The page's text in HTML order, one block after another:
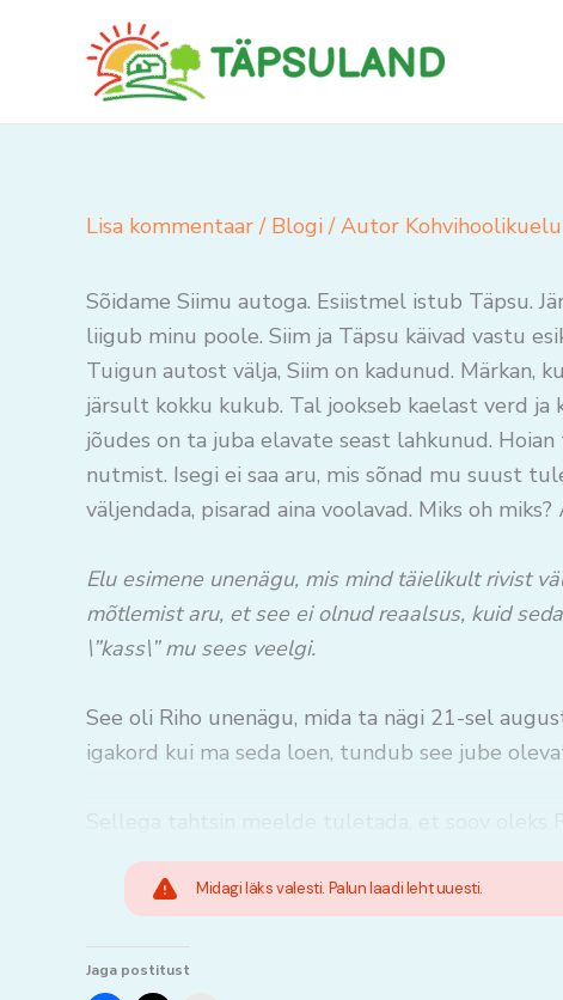
Lisa kommentaar / Blogi/ Autor
Sõidame Siimu autoga. Esiistmel istub Täpsu.
liigub minu poole. Siim ja Täpsu käivad vastu
Tuigun autost välja, Siim on kadunud. Märkan,
järsult kokku kukub. Tal jookseb kaelast verd ja
jõudes on ta juba elavate seast lahkunud.
nutmist. Isegi ei saa aru, mis sõnad mu suust
väljendada, pisarad aina voolavad. Miks oh miks?
Elu esimene unenägu, mis mind täielikult rivist
mõtlemist aru, et see ei olnud reaalsus, kuid
\”kass\” mu sees veelgi.
See oli Riho unenägu, mida ta nägi 21-sel
igakord kui ma seda loen, tundub see jube
Midagi läks valesti. Palun laadi leht uuesti.
Jaga postitust